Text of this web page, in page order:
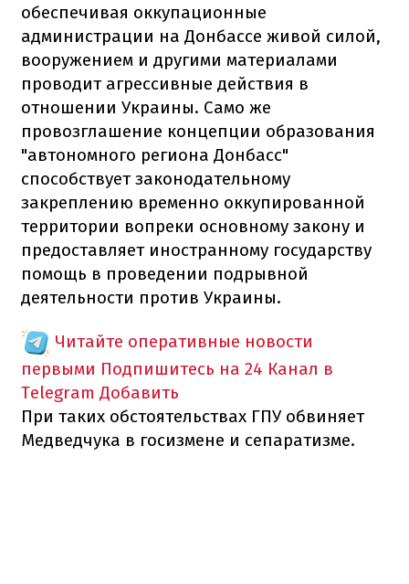
обеспечивая оккупационные
администрации на Донбассе живой силой,
вооружением и другими материалами
проводит агрессивные действия в
отношении Украины. Само же
провозглашение концепции образования
"автономного региона Донбасс"
способствует законодательному
закреплению временно оккупированной
территории вопреки основному закону и
предоставляет иностранному государству
помощь в проведении подрывной
деятельности против Украины.
Читайте оперативные новости
первыми Подпишитесь на 24 Канал в
Telegram Добавить
При таких обстоятельствах ГПУ обвиняет
Медведчука в госизмене и сепаратизме.